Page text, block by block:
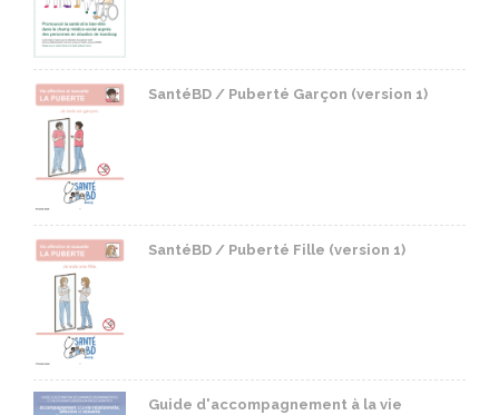
SantéBD / Puberté Garçon (version 1)
SantéBD / Puberté Fille (version 1)
Guide d'accompagnement à la vie